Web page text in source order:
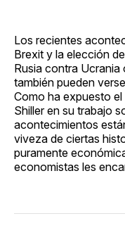
Los recientes
Brexit y la elección
Rusia contra Ucrania
también pueden
Como ha expuesto
Shiller en su trabajo
acontecimientos
viveza de ciertas
puramente
economistas les